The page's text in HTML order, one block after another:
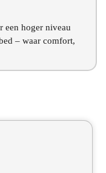
een hoger niveau
– waar comfort,